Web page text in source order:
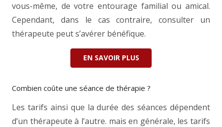
vous-même, de votre entourage familial ou amical.
Cependant, dans le cas contraire, consulter un
thérapeute peut s’avérer bénéfique.
EN SAVOIR PLUS
Combien coûte une séance de thérapie ?
Les tarifs ainsi que la durée des séances dépendent
d’un thérapeute à l’autre. mais en générale, les tarifs